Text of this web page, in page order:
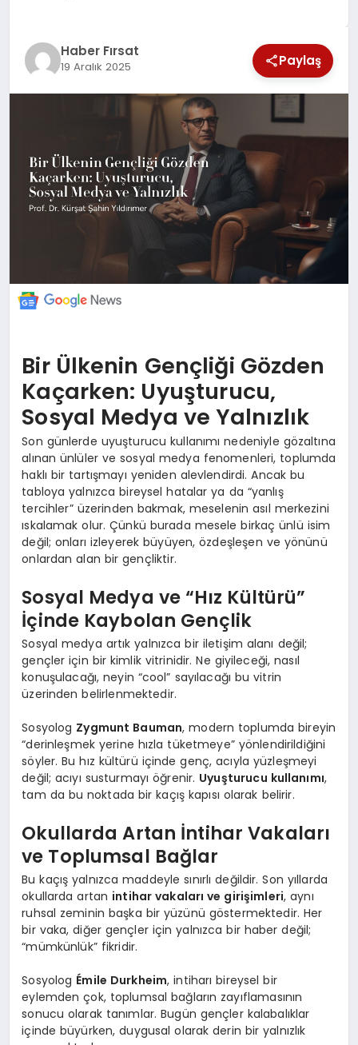
MAGAZİN
DÜNYA
Haber Fırsat
19 Aralık 2025 Paylaş
Bir Ülkenin Gençliği Gözden
Kaçarken: Uyuşturucu,
Sosyal Medya ve Yalnızlık
Son günlerde uyuşturucu kullanımı nedeniyle gözaltına
alınan ünlüler ve sosyal medya fenomenleri, toplumda
haklı bir tartışmayı yeniden alevlendirdi. Ancak bu
tabloya yalnızca bireysel hatalar ya da “yanlış
tercihler” üzerinden bakmak, meselenin asıl merkezini
ıskalamak olur. Çünkü burada mesele birkaç ünlü isim
değil; onları izleyerek büyüyen, özdeşleşen ve yönünü
onlardan alan bir gençliktir.
Sosyal Medya ve “Hız Kültürü”
İçinde Kaybolan Gençlik
Sosyal medya artık yalnızca bir iletişim alanı değil;
gençler için bir kimlik vitrinidir. Ne giyileceği, nasıl
konuşulacağı, neyin “cool” sayılacağı bu vitrin
üzerinden belirlenmektedir.
Sosyolog Zygmunt Bauman, modern toplumda bireyin
“derinleşmek yerine hızla tüketmeye” yönlendirildiğini
söyler. Bu hız kültürü içinde genç, acıyla yüzleşmeyi
değil; acıyı susturmayı öğrenir. Uyuşturucu kullanımı,
tam da bu noktada bir kaçış kapısı olarak belirir.
Okullarda Artan İntihar Vakaları
ve Toplumsal Bağlar
Bu kaçış yalnızca maddeyle sınırlı değildir. Son yıllarda
okullarda artan intihar vakaları ve girişimleri, aynı
ruhsal zeminin başka bir yüzünü göstermektedir. Her
bir vaka, diğer gençler için yalnızca bir haber değil;
“mümkünlük” fikridir.
Sosyolog Émile Durkheim, intiharı bireysel bir
eylemden çok, toplumsal bağların zayıflamasının
sonucu olarak tanımlar. Bugün gençler kalabalıklar
içinde büyürken, duygusal olarak derin bir yalnızlık